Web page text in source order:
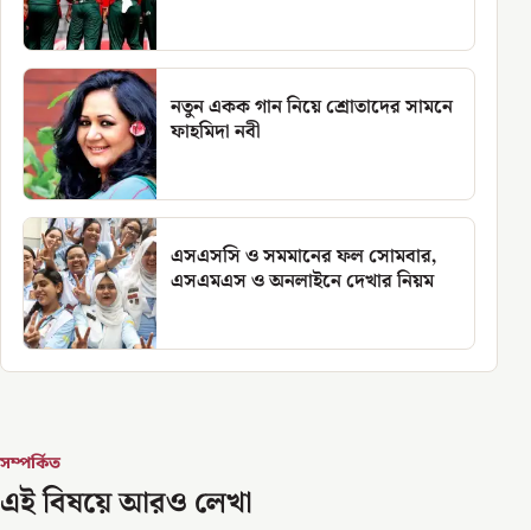
নতুন একক গান নিয়ে শ্রোতাদের সামনে
ফাহমিদা নবী
এসএসসি ও সমমানের ফল সোমবার,
এসএমএস ও অনলাইনে দেখার নিয়ম
সম্পর্কিত
এই বিষয়ে আরও লেখা